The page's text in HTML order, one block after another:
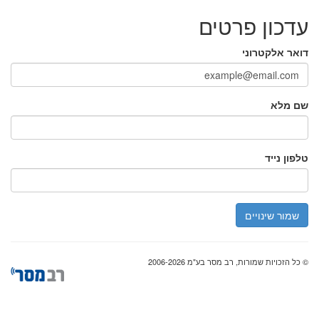
עדכון פרטים
דואר אלקטרוני
שם מלא
טלפון נייד
שמור שינויים
© כל הזכויות שמורות, רב מסר בע"מ 2006-2026